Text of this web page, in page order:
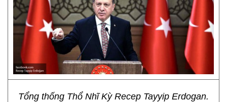
Tổng thống Thổ Nhĩ Kỳ Recep Tayyip Erdogan.